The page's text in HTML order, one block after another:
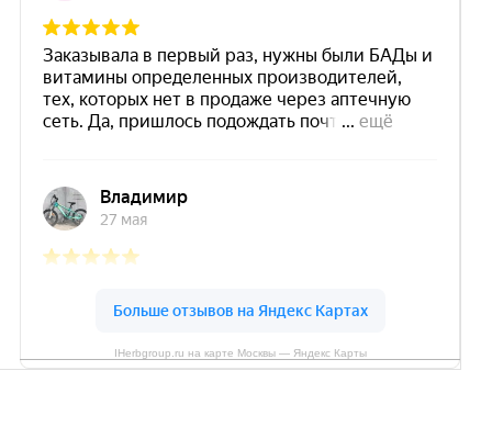
IHerbgroup.ru на карте Москвы — Яндекс Карты